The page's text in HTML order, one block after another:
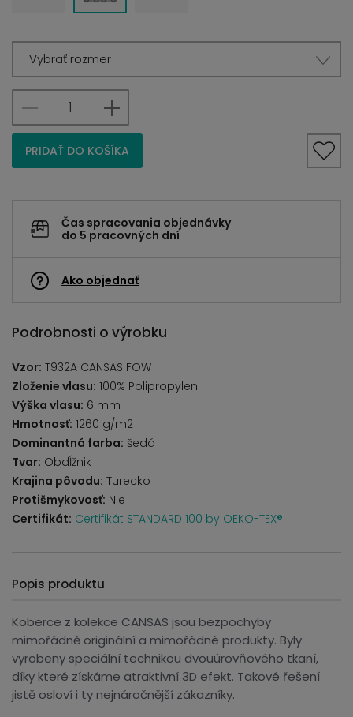
Vybrať rozmer
PRIDAŤ DO KOŠÍKA
Čas spracovania objednávky
do 5 pracovných dní
Ako objednať
Podrobnosti o výrobku
Vzor: T932A CANSAS FOW
Zloženie vlasu: 100% Polipropylen
Výška vlasu: 6 mm
Hmotnosť: 1260 g/m2
Dominantná farba: šedá
Tvar: Obdĺžnik
Krajina pôvodu: Turecko
Protišmykovosť: Nie
Certifikát: Certifikát STANDARD 100 by OEKO-TEX®
Popis produktu
Koberce z kolekce CANSAS jsou bezpochyby
mimořádně originální a mimořádné produkty. Byly
vyrobeny speciální technikou dvouúrovňového tkaní,
díky které získáme atraktivní 3D efekt. Takové řešení
jistě osloví i ty nejnáročnější zákazníky.